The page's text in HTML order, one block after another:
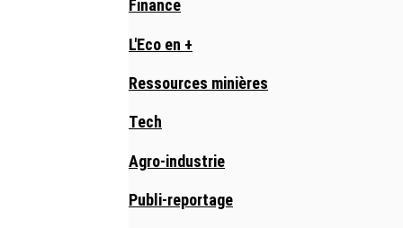
Finance
L'Eco en +
Ressources minières
Tech
Agro-industrie
Publi-reportage